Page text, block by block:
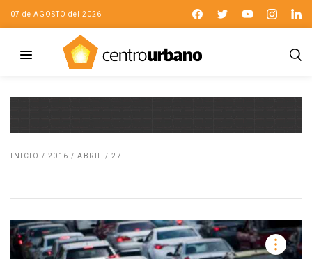
07 de AGOSTO del 2026
INICIO / 2016 / ABRIL / 27